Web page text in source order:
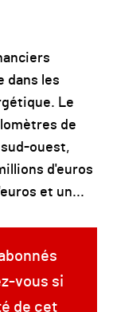
dans les
Le
de
ouest,
d'euros
et un...
vous si
de cet